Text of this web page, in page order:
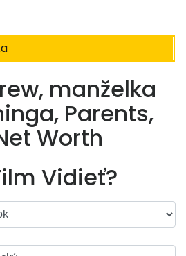
manželka
Parents,
Worth
Vidieť?